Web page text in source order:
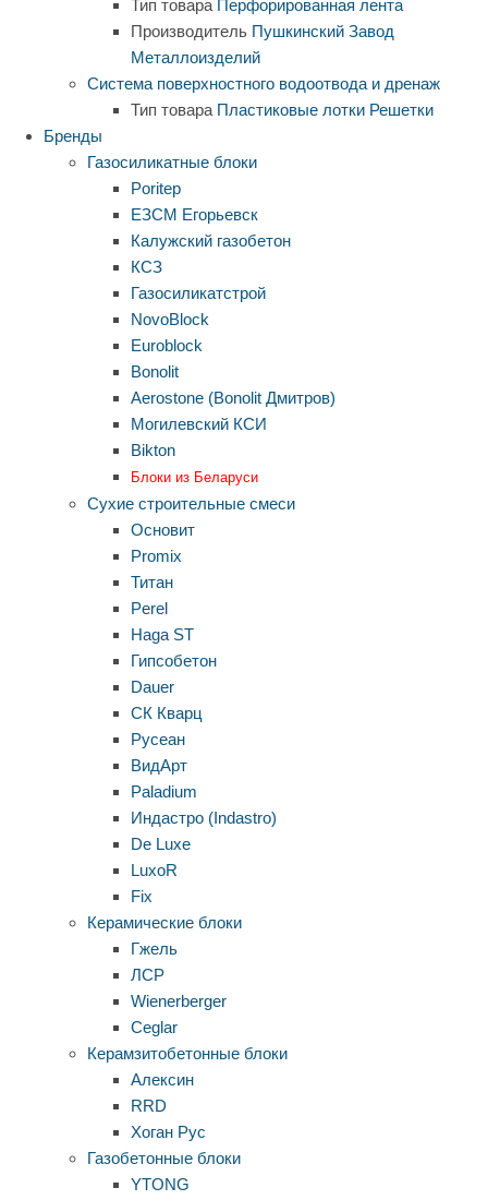
Тип товара Перфорированная лента
Производитель Пушкинский Завод
Металлоизделий
Система поверхностного водоотвода и дренаж
Тип товара Пластиковые лотки Решетки
Бренды
Газосиликатные блоки
Poritep
ЕЗСМ Егорьевск
Калужский газобетон
КСЗ
Газосиликатстрой
NovoBlock
Euroblock
Bonolit
Aerostone (Bonolit Дмитров)
Могилевский КСИ
Bikton
Блоки из Беларуси
Сухие строительные смеси
Основит
Promix
Титан
Perel
Haga ST
Гипсобетон
Dauer
СК Кварц
Русеан
ВидАрт
Paladium
Индастро (Indastro)
De Luxe
LuxoR
Fix
Керамические блоки
Гжель
ЛСР
Wienerberger
Ceglar
Керамзитобетонные блоки
Алексин
RRD
Хоган Рус
Газобетонные блоки
YTONG